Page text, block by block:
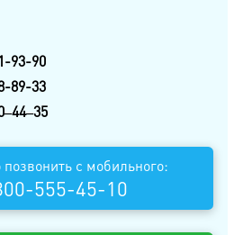
93-90
89-33
с мобильного:
555-45-10